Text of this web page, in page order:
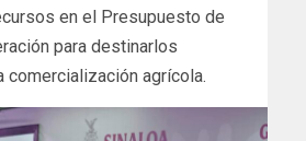
en el Presupuesto de
para destinarlos
comercialización agrícola.